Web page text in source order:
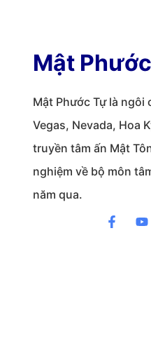
Mật
Mật Phước Tự là ngôi
Vegas, Nevada, Hoa
truyền tâm ấn Mật
nghiệm về bộ môn
năm qua.